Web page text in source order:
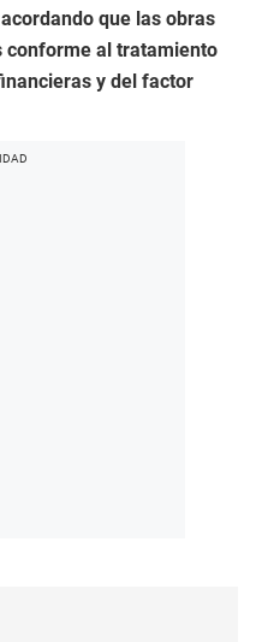
que las obras
conforme al tratamiento
y del factor